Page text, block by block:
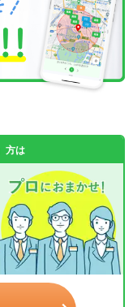
方は